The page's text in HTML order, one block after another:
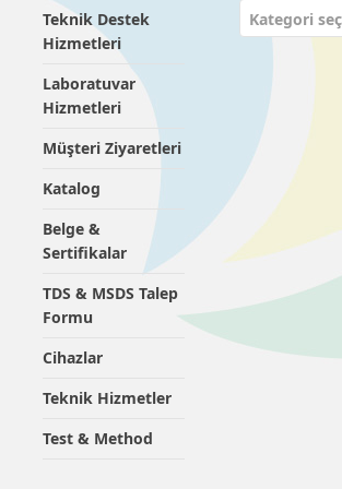
Teknik Destek
Hizmetleri
Laboratuvar
Hizmetleri
Müşteri Ziyaretleri
Katalog
Belge &
Sertifikalar
TDS & MSDS Talep
Formu
Cihazlar
Teknik Hizmetler
Test & Method
Kategori